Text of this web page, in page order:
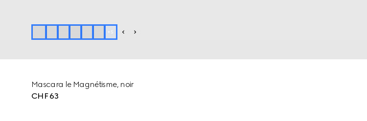
+ 5
Mascara le Magnétisme, noir
CHF 63